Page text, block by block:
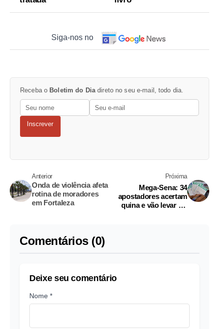
Siga-nos no
Receba o Boletim do Dia direto no seu e-mail, todo dia.
Inscrever
Anterior
Onda de violência afeta
rotina de moradores
em Fortaleza
Próxima
Mega-Sena: 34
apostadores acertam
quina e vão levar R$
Comentários (0)
Deixe seu comentário
Nome *